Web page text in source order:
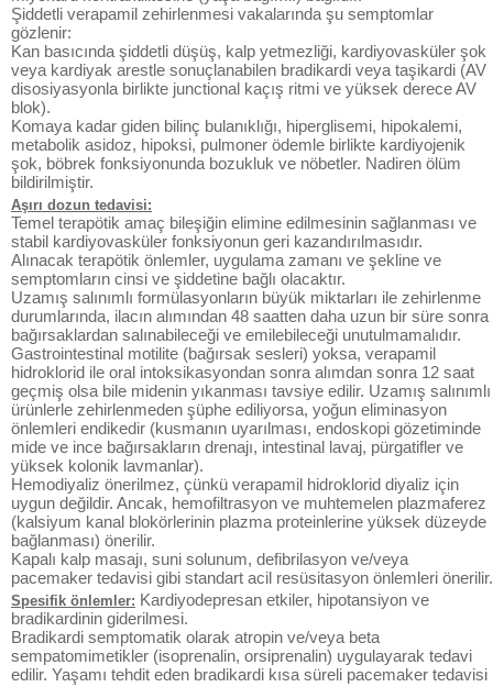
Şiddetli verapamil zehirlenmesi vakalarında şu semptomlar
gözlenir:
Kan basıcında şiddetli düşüş, kalp yetmezliği, kardiyovasküler şok
veya kardiyak arestle sonuçlanabilen bradikardi veya taşikardi (AV
disosiyasyonla birlikte junctional kaçış ritmi ve yüksek derece AV
blok).
Komaya kadar giden bilinç bulanıklığı, hiperglisemi, hipokalemi,
metabolik asidoz, hipoksi, pulmoner ödemle birlikte kardiyojenik
şok, böbrek fonksiyonunda bozukluk ve nöbetler. Nadiren ölüm
bildirilmiştir.
Aşırı dozun tedavisi:
Temel terapötik amaç bileşiğin elimine edilmesinin sağlanması ve
stabil kardiyovasküler fonksiyonun geri kazandırılmasıdır.
Alınacak terapötik önlemler, uygulama zamanı ve şekline ve
semptomların cinsi ve şiddetine bağlı olacaktır.
Uzamış salınımlı formülasyonların büyük miktarları ile zehirlenme
durumlarında, ilacın alımından 48 saatten daha uzun bir süre sonra
bağırsaklardan salınabileceği ve emilebileceği unutulmamalıdır.
Gastrointestinal motilite (bağırsak sesleri) yoksa, verapamil
hidroklorid ile oral intoksikasyondan sonra alımdan sonra 12 saat
geçmiş olsa bile midenin yıkanması tavsiye edilir. Uzamış salınımlı
ürünlerle zehirlenmeden şüphe ediliyorsa, yoğun eliminasyon
önlemleri endikedir (kusmanın uyarılması, endoskopi gözetiminde
mide ve ince bağırsakların drenajı, intestinal lavaj, pürgatifler ve
yüksek kolonik lavmanlar).
Hemodiyaliz önerilmez, çünkü verapamil hidroklorid diyaliz için
uygun değildir. Ancak, hemofiltrasyon ve muhtemelen plazmaferez
(kalsiyum kanal blokörlerinin plazma proteinlerine yüksek düzeyde
bağlanması) önerilir.
Kapalı kalp masajı, suni solunum, defibrilasyon ve/veya
pacemaker tedavisi gibi standart acil resüsitasyon önlemleri önerilir.
Spesifik önlemler: Kardiyodepresan etkiler, hipotansiyon ve
bradikardinin giderilmesi.
Bradikardi semptomatik olarak atropin ve/veya beta
sempatomimetikler (isoprenalin, orsiprenalin) uygulayarak tedavi
edilir. Yaşamı tehdit eden bradikardi kısa süreli pacemaker tedavisi